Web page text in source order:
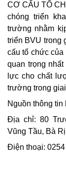
CƠ CẤU TỔ
chóng triển
trường nhằm
triển BVU trong
cấu tổ chức
quan trọng
lực cho chất
trường trong
Nguồn thông tin
Địa chỉ: 80
Vũng Tầu, Bà
Điện thoại: